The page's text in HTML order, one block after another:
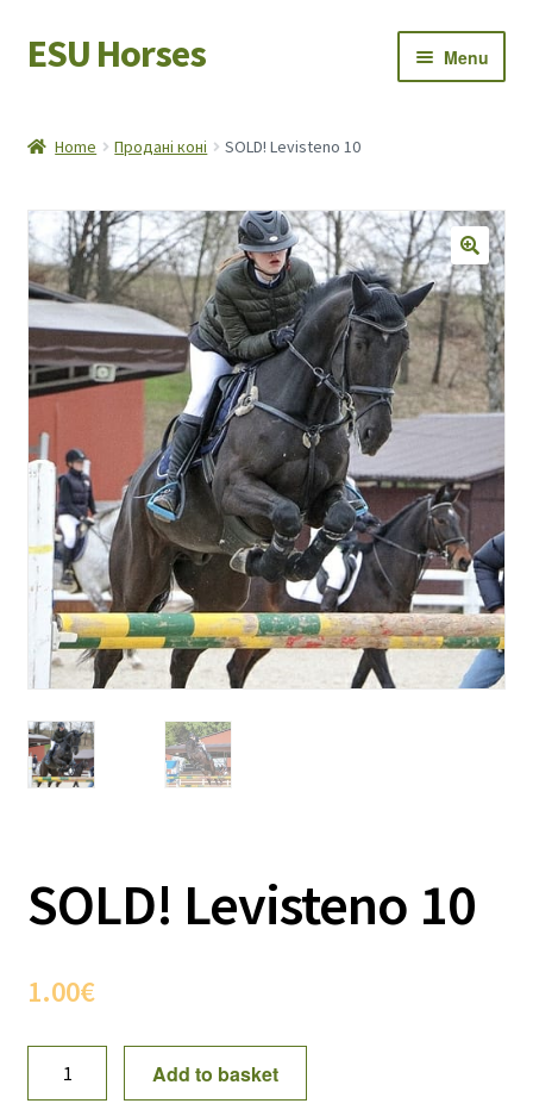
Skip
to
Skip
to
ESU Horses Menu
Save Horses
My account
Home Продані коні SOLD! Levisteno 10
SOLD! Levisteno 10
1.00€
Levisteno
Add to basket